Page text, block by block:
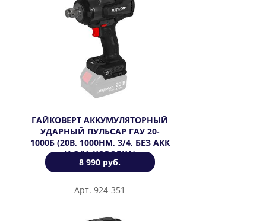
ГАЙКОВЕРТ АККУМУЛЯТОРНЫЙ
УДАРНЫЙ ПУЛЬСАР ГАУ 20-
1000Б (20В, 1000HМ, 3/4, БЕЗ АКК
И З/У, КОРОБКА)
8 990 руб.
Арт. 924-351